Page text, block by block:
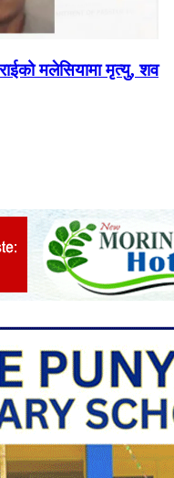
मलेसियामा मृत्यु, शव